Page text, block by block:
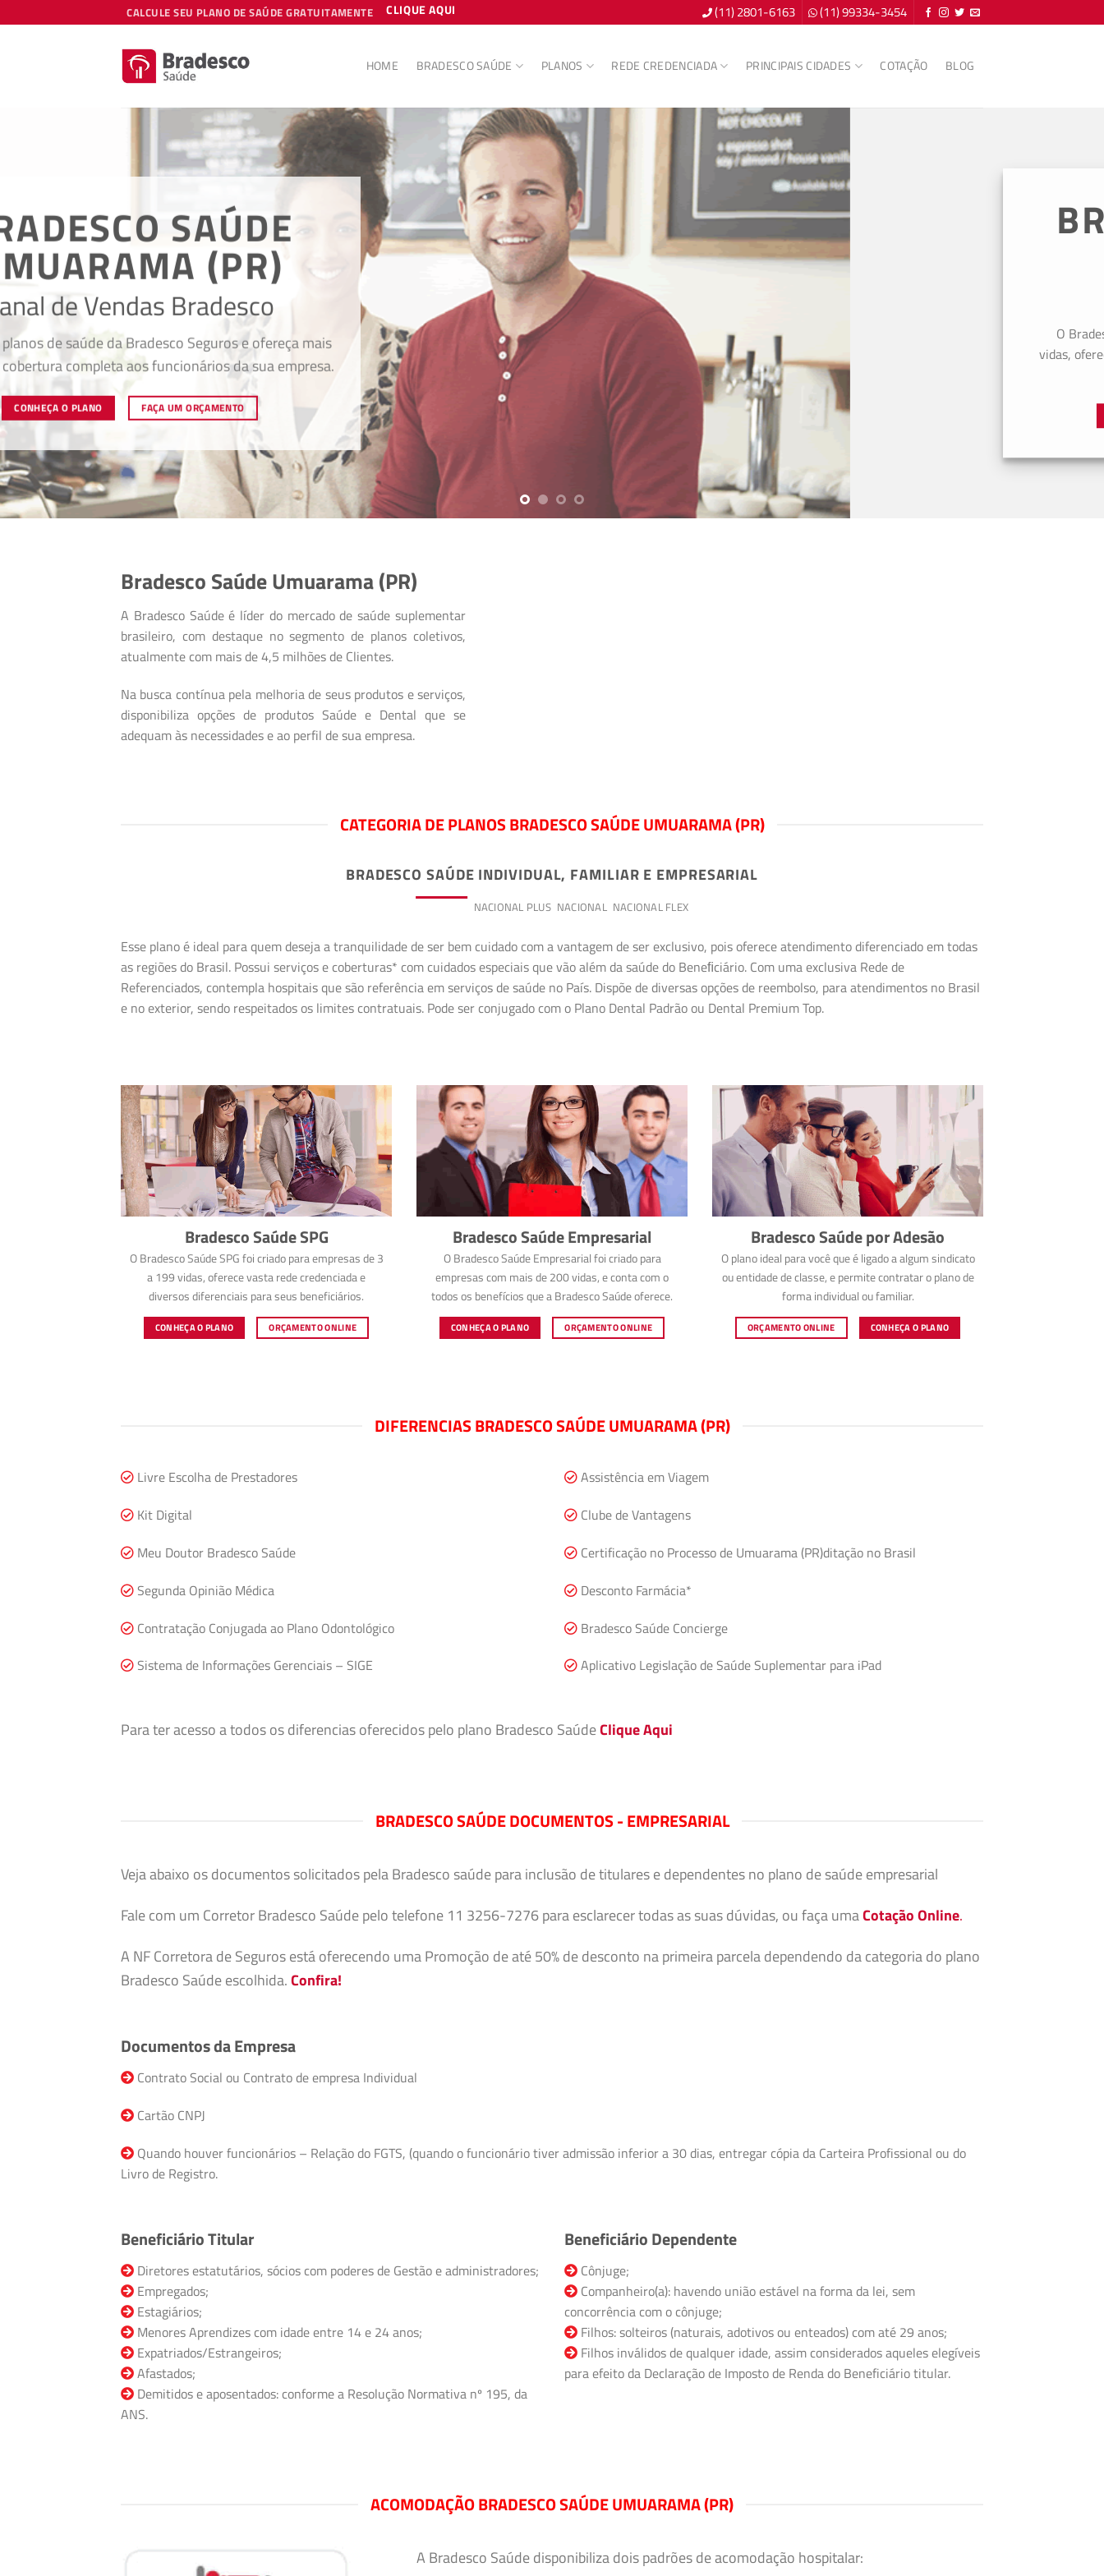
to
CALCULE SEU PLANO DE SAÚDE GRATUITAMENTE CLIQUE AQUI (11) 2801-6163 (11) 99334-3454
HOME BRADESCO SAÚDE PLANOS REDE CREDENCIADA PRINCIPAIS CIDADES COTAÇÃO BLOG
BRADESCO SAÚDE
SPG
Canal de Vendas
O Bradesco Saúde SPG foi criado para empresas de 3 a 199
vidas, oferece vasta rede credenciada e diversos diferenciais para
seus beneficiários.
CONHEÇA O PLANO REDE CREDENCIADA
Bradesco Saúde Umuarama (PR)
A Bradesco Saúde é líder do mercado de saúde suplementar
brasileiro, com destaque no segmento de planos coletivos,
atualmente com mais de 4,5 milhões de Clientes.
Na busca contínua pela melhoria de seus produtos e serviços,
disponibiliza opções de produtos Saúde e Dental que se
adequam às necessidades e ao perfil de sua empresa.
CATEGORIA DE PLANOS BRADESCO SAÚDE UMUARAMA (PR)
BRADESCO SAÚDE INDIVIDUAL, FAMILIAR E EMPRESARIAL
NACIONAL PLUS NACIONAL NACIONAL FLEX
Esse plano é ideal para quem deseja a tranquilidade de ser bem cuidado com a vantagem de ser exclusivo, pois oferece atendimento diferenciado em todas
as regiões do Brasil. Possui serviços e coberturas* com cuidados especiais que vão além da saúde do Beneﬁciário. Com uma exclusiva Rede de
Referenciados, contempla hospitais que são referência em serviços de saúde no País. Dispõe de diversas opções de reembolso, para atendimentos no Brasil
e no exterior, sendo respeitados os limites contratuais. Pode ser conjugado com o Plano Dental Padrão ou Dental Premium Top.
Bradesco Saúde SPG
O Bradesco Saúde SPG foi criado para empresas de 3
a 199 vidas, oferece vasta rede credenciada e
diversos diferenciais para seus beneficiários.
CONHEÇA O PLANO ORÇAMENTO ONLINE
Bradesco Saúde Empresarial
O Bradesco Saúde Empresarial foi criado para
empresas com mais de 200 vidas, e conta com o
todos os benefícios que a Bradesco Saúde oferece.
CONHEÇA O PLANO ORÇAMENTO ONLINE
Bradesco Saúde por Adesão
O plano ideal para você que é ligado a algum sindicato
ou entidade de classe, e permite contratar o plano de
forma individual ou familiar.
ORÇAMENTO ONLINE CONHEÇA O PLANO
DIFERENCIAS BRADESCO SAÚDE UMUARAMA (PR)
Livre Escolha de Prestadores
Kit Digital
Meu Doutor Bradesco Saúde
Segunda Opinião Médica
Contratação Conjugada ao Plano Odontológico
Sistema de Informações Gerenciais – SIGE
Assistência em Viagem
Clube de Vantagens
Certificação no Processo de Umuarama (PR)ditação no Brasil
Desconto Farmácia*
Bradesco Saúde Concierge
Aplicativo Legislação de Saúde Suplementar para iPad
Para ter acesso a todos os diferencias oferecidos pelo plano Bradesco SaúdeClique Aqui
BRADESCO SAÚDE DOCUMENTOS - EMPRESARIAL
Veja abaixo os documentos solicitados pela Bradesco saúde para inclusão de titulares e dependentes no plano de saúde empresarial
Fale com um Corretor Bradesco Saúde pelo telefone 11 3256-7276 para esclarecer todas as suas dúvidas, ou faça umaCotação Online.
A NF Corretora de Seguros está oferecendo uma Promoção de até 50% de desconto na primeira parcela dependendo da categoria do plano
Bradesco Saúde escolhida.Confira!
Documentos da Empresa
Contrato Social ou Contrato de empresa Individual
Cartão CNPJ
Quando houver funcionários – Relação do FGTS, (quando o funcionário tiver admissão inferior a 30 dias, entregar cópia da Carteira Profissional ou do
Livro de Registro.
Beneficiário Titular
Diretores estatutários, sócios com poderes de Gestão e administradores;
Empregados;
Estagiários;
Menores Aprendizes com idade entre 14 e 24 anos;
Expatriados/Estrangeiros;
Afastados;
Demitidos e aposentados: conforme a Resolução Normativa nº 195, da
ANS.
Beneficiário Dependente
Cônjuge;
Companheiro(a): havendo união estável na forma da lei, sem
concorrência com o cônjuge;
Filhos: solteiros (naturais, adotivos ou enteados) com até 29 anos;
Filhos inválidos de qualquer idade, assim considerados aqueles elegíveis
para efeito da Declaração de Imposto de Renda do Beneficiário titular.
ACOMODAÇÃO BRADESCO SAÚDE UMUARAMA (PR)
A Bradesco Saúde disponibiliza dois padrões de acomodação hospitalar: